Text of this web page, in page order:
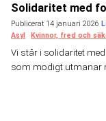
Solidaritet med
Publicerat 14 januari 2026
Asyl
Kvinnor, fred och
Vi står i solidaritet
som modigt utmanar